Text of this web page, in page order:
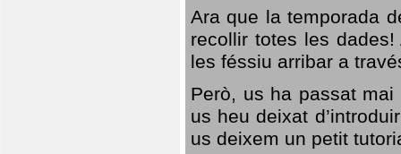
Ara que la temporada
recollir totes les
les féssiu arribar a
Però, us ha passat
us heu deixat
us deixem un petit